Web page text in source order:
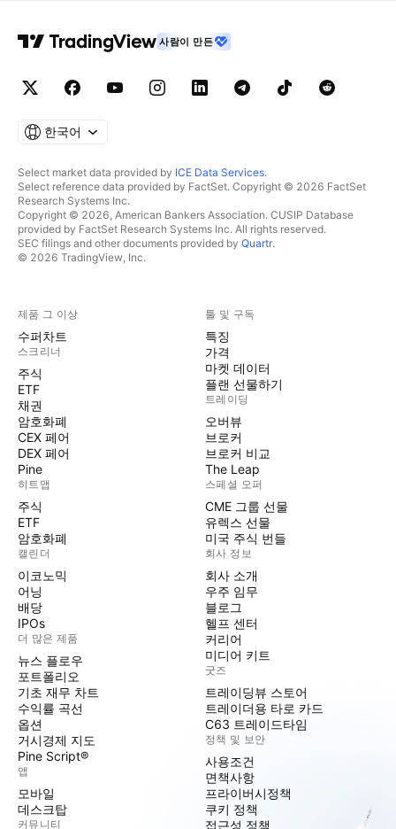
사람이 만든
한국어
Select market data provided by ICE Data Services.
Select reference data provided by FactSet. Copyright © 2026 FactSet
Research Systems Inc.
Copyright © 2026, American Bankers Association. CUSIP Database
provided by FactSet Research Systems Inc. All rights reserved.
SEC filings and other documents provided by Quartr.
© 2026 TradingView, Inc.
제품 그 이상
수퍼차트
스크리너
주식
ETF
채권
암호화폐
CEX 페어
DEX 페어
Pine
히트맵
주식
ETF
암호화폐
캘린더
이코노믹
어닝
배당
IPOs
더 많은 제품
뉴스 플로우
포트폴리오
기초 재무 차트
수익률 곡선
옵션
거시경제 지도
Pine Script®
앱
모바일
데스크탑
커뮤니티
툴 및 구독
특징
가격
마켓 데이터
플랜 선물하기
트레이딩
오버뷰
브로커
브로커 비교
The Leap
스페셜 오퍼
CME 그룹 선물
유렉스 선물
미국 주식 번들
회사 정보
회사 소개
우주 임무
블로그
헬프 센터
커리어
미디어 키트
굿즈
트레이딩뷰 스토어
트레이더용 타로 카드
C63 트레이드타임
정책 및 보안
사용조건
면책사항
프라이버시정책
쿠키 정책
접근성 정책